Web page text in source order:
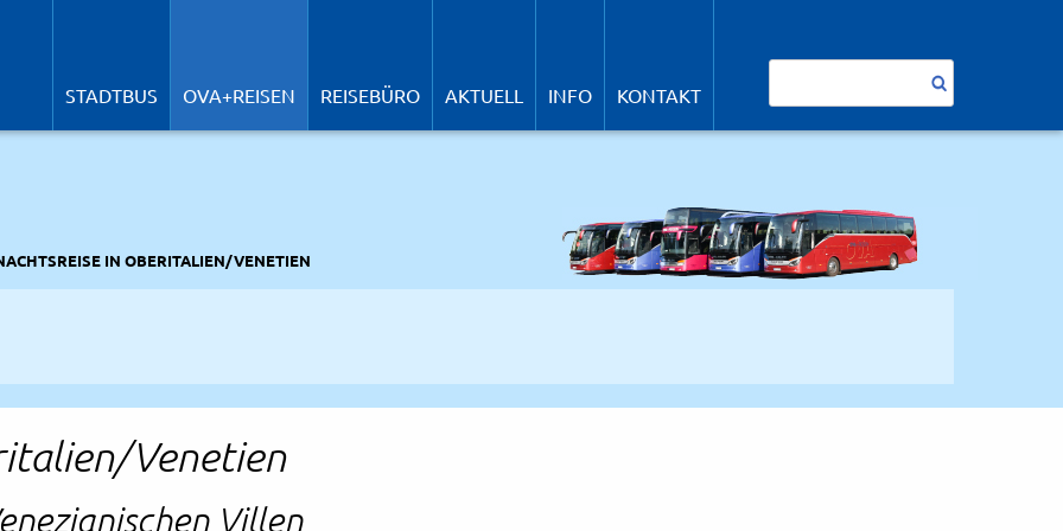
STADTBUS OVA+REISEN REISEBÜRO AKTUELL INFO KONTAKT
IN OBERITALIEN/VENETIEN
Venetien
Villen